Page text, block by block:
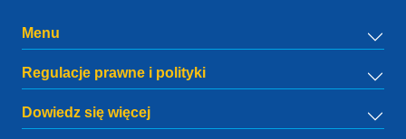
Menu
Regulacje prawne i polityki
Dowiedz się więcej